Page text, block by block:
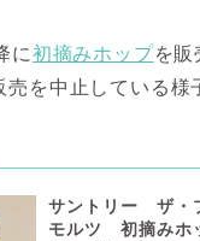
に初摘みホップを販
を中止している様
サントリー ザ・
モルツ 初摘みホ